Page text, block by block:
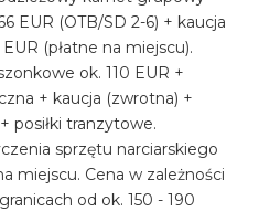
EUR (OTB/SD 2-6) + kaucja
(płatne na miejscu).
ok. 110 EUR +
+ kaucja (zwrotna) +
posiłki tranzytowe.
sprzętu narciarskiego
miejscu. Cena w zależności
od ok. 150 - 190